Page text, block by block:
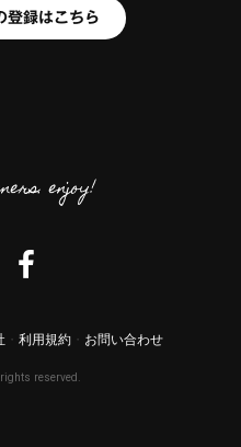
録はこちら
enjoy!
・ 利用規約・ お問い合わせ
reserved.